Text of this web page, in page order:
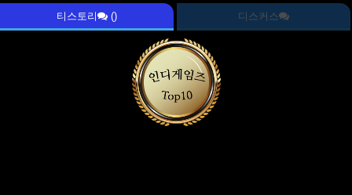
티스토리 () 디스커스